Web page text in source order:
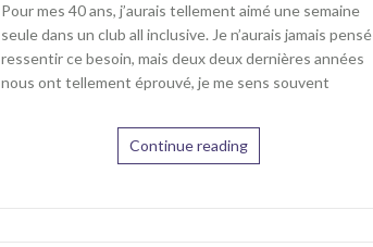
Pour mes 40 ans, j’aurais tellement aimé une semaine
seule dans un club all inclusive. Je n’aurais jamais pensé
ressentir ce besoin, mais deux deux dernières années
nous ont tellement éprouvé, je me sens souvent
Continue reading